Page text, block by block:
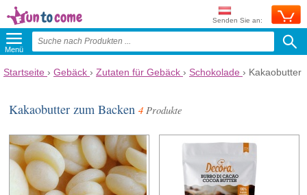
Senden Sie an:
Menü
Startseite › Gebäck › Zutaten für Gebäck › Schokolade › Kakaobutter
Kakaobutter zum Backen4 Produkte